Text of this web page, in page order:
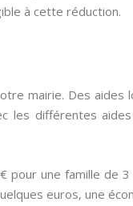
à cette réduction.
mairie. Des aides
les différentes
une famille de
euros, une